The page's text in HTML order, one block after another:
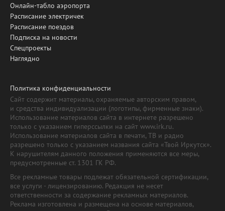
Онлайн-табло аэропорта
Расписание электричек
Расписание поездов
Подписка на новости
Спецпроекты
Наглядно
Политика конфиденциальности
Сайт содержит материалы, охраняемые авторским правом,
и средства индивидуализации (логотипы, фирменные знаки).
Использование материалов сайта в интернете разрешено
только с указанием гиперссылки на сайт www.irk.ru.
Использование материалов сайта в печати, ТВ и радио
разрешено только с указанием названия сайта «Твой Иркутск».
К нарушителям данного положения применяются все меры,
предусмотренные ст. 1301 ГК РФ.
Все рекламные товары подлежат обязательной сертификации,
все услуги - лицензированию. Редакция не несет
ответственности за содержание рекламных материалов.
Реклама изготовлена и размещена на основе материалов,